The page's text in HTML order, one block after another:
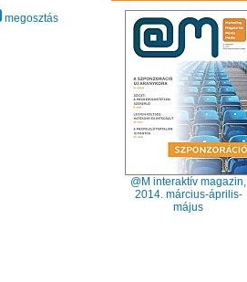
megosztás
@M interaktív magazin,
2014. március-április-
május